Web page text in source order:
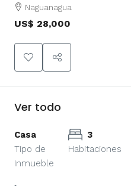
Naguanagua
US$ 28,000
Ver todo
Casa
Tipo de
Inmueble
3
Habitaciones